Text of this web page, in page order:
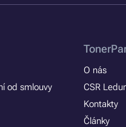
od smlouvy
O nás
CSR
Kontakty
Články